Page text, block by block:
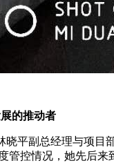
推动者
晓平副总经理与项
管控情况，她先后来